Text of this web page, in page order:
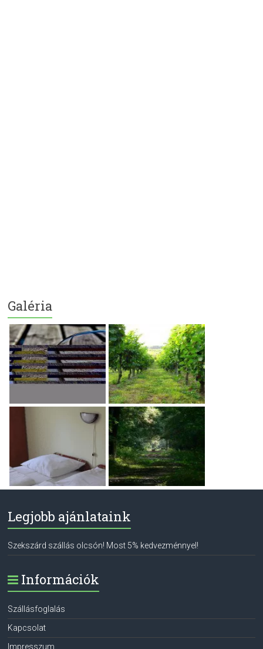
Galéria
Legjobb ajánlataink
Szekszárd szállás olcsón! Most 5% kedvezménnyel!
Információk
Szállásfoglalás
Kapcsolat
Impresszum